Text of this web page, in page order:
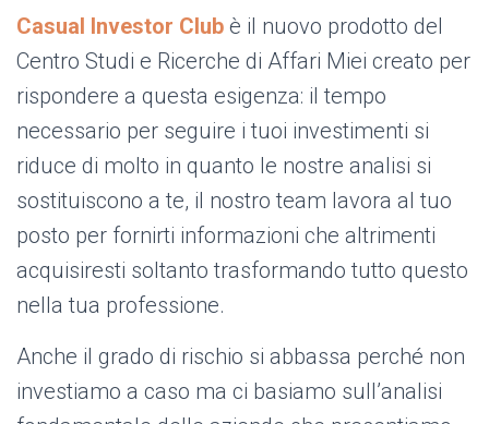
Casual Investor Club è il nuovo prodotto del
Centro Studi e Ricerche di Affari Miei creato per
rispondere a questa esigenza: il tempo
necessario per seguire i tuoi investimenti si
riduce di molto in quanto le nostre analisi si
sostituiscono a te, il nostro team lavora al tuo
posto per fornirti informazioni che altrimenti
acquisiresti soltanto trasformando tutto questo
nella tua professione.
Anche il grado di rischio si abbassa perché non
investiamo a caso ma ci basiamo sull’analisi